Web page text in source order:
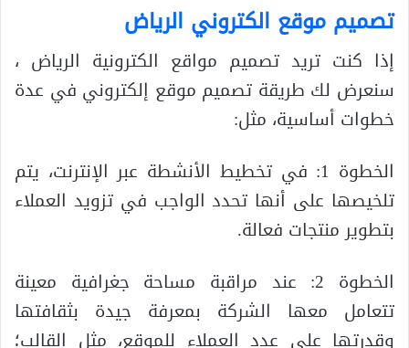
تصميم موقع الكتروني الرياض
إذا كنت تريد تصميم مواقع الكترونية الرياض ،
سنعرض لك طريقة تصميم موقع إلكتروني في عدة
خطوات أساسية، مثل:
الخطوة 1: في تخطيط الأنشطة عبر الإنترنت، يتم
تلخيصها على أنها تحدد الواجب في تزويد العملاء
بتطوير منتجات فعالة.
الخطوة 2: عند مراقبة مساحة جغرافية معينة
تتعامل معها الشركة بمعرفة جيدة بثقافتها
وقدرتها على عدد العملاء للموقع، مثل القالب؛